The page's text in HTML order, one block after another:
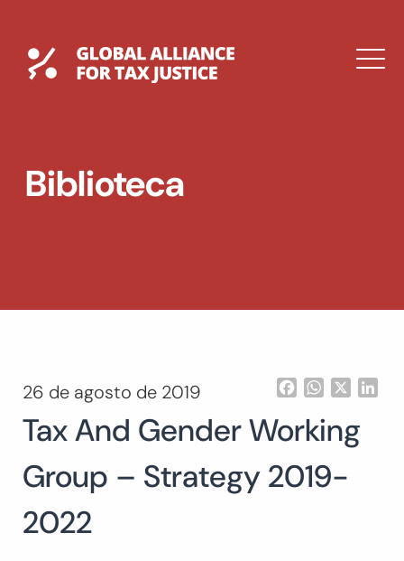
contenidoGlobal Tax Justice
DROPDOWN
Buscar:
Biblioteca
26 de agosto de 2019 FacebookWhatsApp
Tax And Gender Working
Group – Strategy 2019-
2022